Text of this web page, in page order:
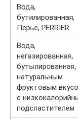
Вода,
бутилированная,
Перье, PERRIER
Вода,
негазированная,
бутылированная,
натуральным
фруктовым
с
подсластителем